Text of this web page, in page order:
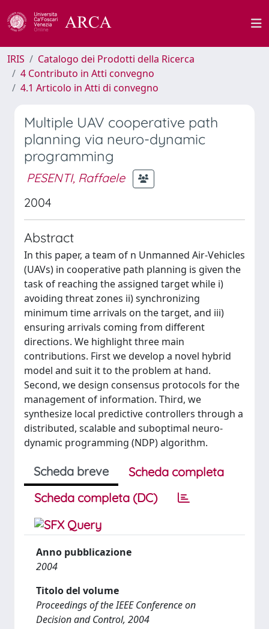
IRIS
Catalogo dei Prodotti della Ricerca
4 Contributo in Atti convegno
4.1 Articolo in Atti di convegno
Multiple UAV cooperative path
planning via neuro-dynamic
programming
PESENTI, Raffaele
2004
Abstract
In this paper, a team of n Unmanned Air-Vehicles
(UAVs) in cooperative path planning is given the
task of reaching the assigned target while i)
avoiding threat zones ii) synchronizing
minimum time arrivals on the target, and iii)
ensuring arrivals coming from different
directions. We highlight three main
contributions. First we develop a novel hybrid
model and suit it to the problem at hand.
Second, we design consensus protocols for the
management of information. Third, we
synthesize local predictive controllers through a
distributed, scalable and suboptimal neuro-
dynamic programming (NDP) algorithm.
Scheda breve
Scheda completa
Scheda completa (DC)
Anno pubblicazione
2004
Titolo del volume
Proceedings of the IEEE Conference on
Decision and Control, 2004